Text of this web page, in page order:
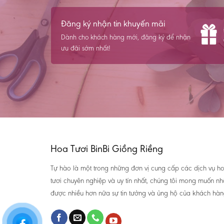
Đăng ký nhận tin khuyến mãi
Dành cho khách hàng mới, đăng ký để nhận
ưu đãi sớm nhất!
Hoa Tươi BinBi Giồng Riềng
Tự hào là một trong những đơn vị cung cấp các dịch vụ
tươi chuyên nghiệp và uy tín nhất, chúng tôi mong muốn
được nhiều hơn nữa sự tin tưởng và ủng hộ của khách